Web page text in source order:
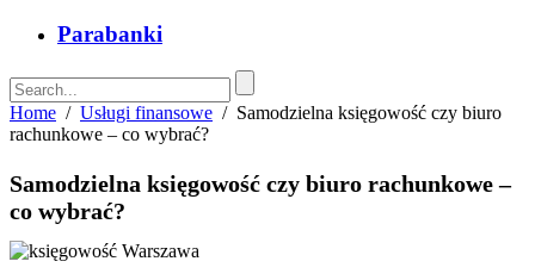
Parabanki
Home / Usługi finansowe / Samodzielna księgowość czy biuro
rachunkowe – co wybrać?
Samodzielna księgowość czy biuro rachunkowe –
co wybrać?